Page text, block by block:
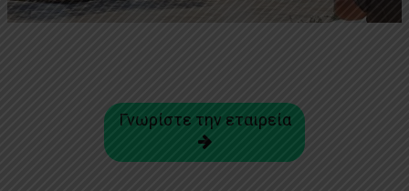
Γνωρίστε την εταιρεία